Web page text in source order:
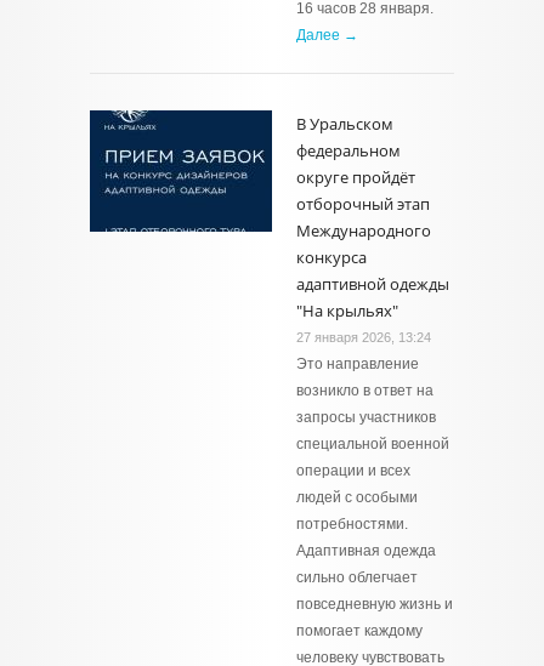
16 часов 28 января.
Далее →
В Уральском
федеральном
округе пройдёт
отборочный этап
Международного
конкурса
адаптивной одежды
"На крыльях"
27 января 2026, 13:24
Это направление
возникло в ответ на
запросы участников
специальной военной
операции и всех
людей с особыми
потребностями.
Адаптивная одежда
сильно облегчает
повседневную жизнь и
помогает каждому
человеку чувствовать